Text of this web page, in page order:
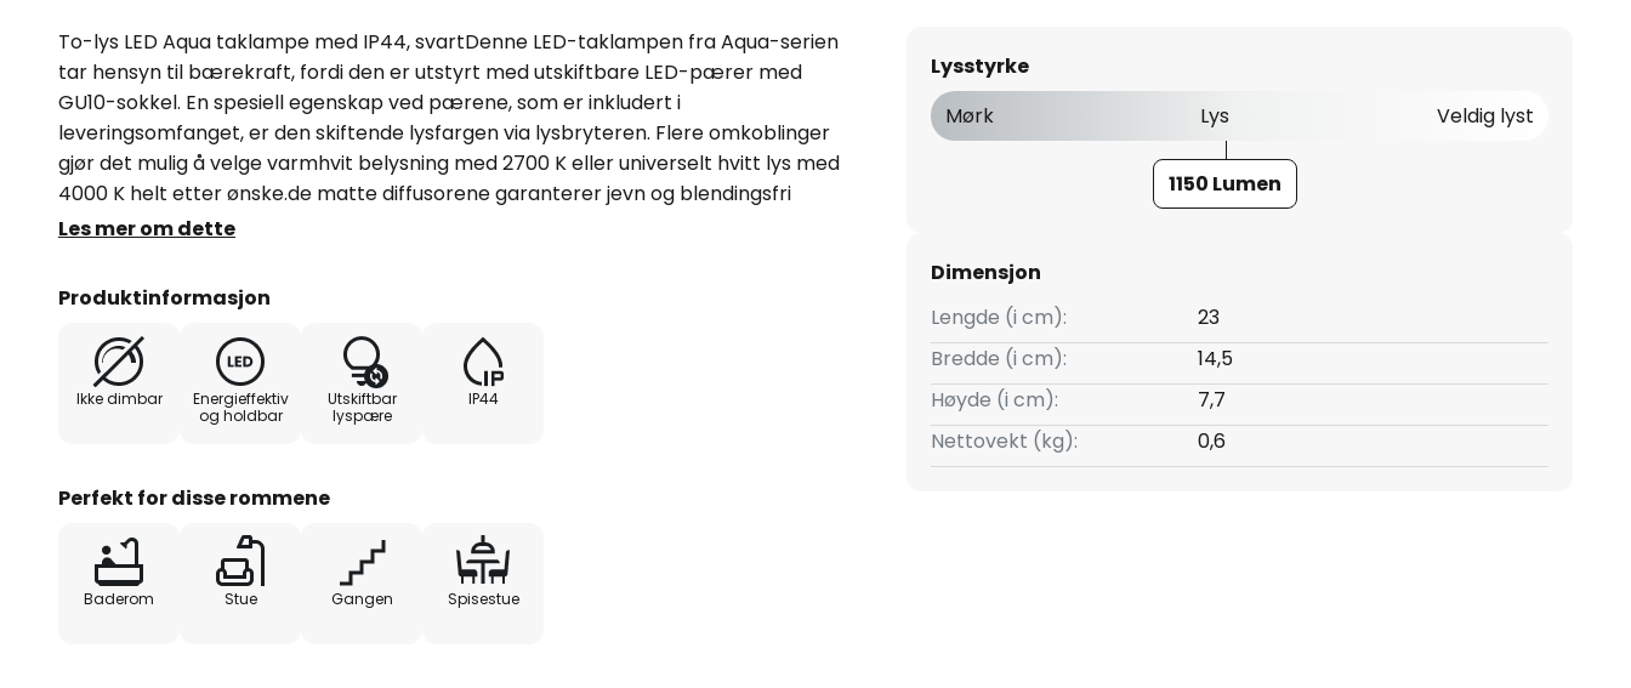
To-lys LED Aqua taklampe med IP44, svartDenne LED-taklampen fra Aqua-serien
tar hensyn til bærekraft, fordi den er utstyrt med utskiftbare LED-pærer med
GU10-sokkel. En spesiell egenskap ved pærene, som er inkludert i
leveringsomfanget, er den skiftende lysfargen via lysbryteren. Flere omkoblinger
gjør det mulig å velge varmhvit belysning med 2700 K eller universelt hvitt lys med
4000 K helt etter ønske.de matte diffusorene garanterer jevn og blendingsfri
belysning.med tilkoblingsterminal i huset med kabelinnføring- bærekraftig takket
Les mer om dette
Produktinformasjon
Ikke dimbar
Energieffektiv
og holdbar
Utskiftbar
lyspære
IP44
Perfekt for disse rommene
Baderom Stue Gangen Spisestue
Lysstyrke
Mørk
Lys Veldig lyst
1150 Lumen
Dimensjon
Lengde (i cm):
23
Bredde (i cm):
14,5
Høyde (i cm):
7,7
Nettovekt (kg):
0,6